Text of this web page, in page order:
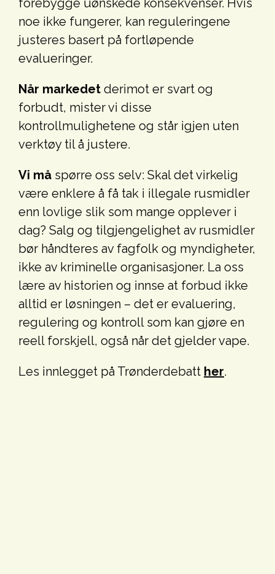
forebygge uønskede konsekvenser. Hvis
noe ikke fungerer, kan reguleringene
justeres basert på fortløpende
evalueringer.
Når markedet derimot er svart og
forbudt, mister vi disse
kontrollmulighetene og står igjen uten
verktøy til å justere.
Vi må spørre oss selv: Skal det virkelig
være enklere å få tak i illegale rusmidler
enn lovlige slik som mange opplever i
dag? Salg og tilgjengelighet av rusmidler
bør håndteres av fagfolk og myndigheter,
ikke av kriminelle organisasjoner. La oss
lære av historien og innse at forbud ikke
alltid er løsningen – det er evaluering,
regulering og kontroll som kan gjøre en
reell forskjell, også når det gjelder vape.
Les innlegget på Trønderdebatt her.